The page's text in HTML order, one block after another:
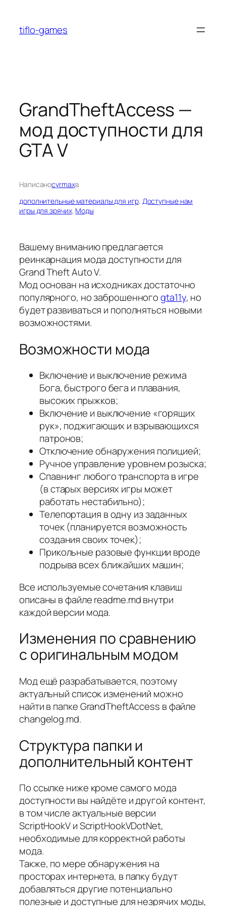
содержимому
tiflo-games
GrandTheftAccess —
мод доступности для
GTA V
Написаноcyrmaxв
дополнительные материалы для игр, Доступные нам
игры для зрячих, Моды
Вашему вниманию предлагается
реинкарнация мода доступности для
Grand Theft Auto V.
Мод основан на исходниках достаточно
популярного, но заброшенногоgta11y, но
будет развиваться и пополняться новыми
возможностями.
Возможности мода
Включение и выключение режима
Бога, быстрого бега и плавания,
высоких прыжков;
Включение и выключение «горящих
рук», поджигающих и взрывающихся
патронов;
Отключение обнаружения полицией;
Ручное управление уровнем розыска;
Спавнинг любого транспорта в игре
(в старых версиях игры может
работать нестабильно);
Телепортация в одну из заданных
точек (планируется возможность
создания своих точек);
Прикольные разовые функции вроде
подрыва всех ближайших машин;
Все используемые сочетания клавиш
описаны в файле readme.md внутри
каждой версии мода.
Изменения по сравнению
с оригинальным модом
Мод ещё разрабатывается, поэтому
актуальный список изменений можно
найти в папке GrandTheftAccess в файле
changelog.md.
Структура папки и
дополнительный контент
По ссылке ниже кроме самого мода
доступности вы найдёте и другой контент,
в том числе актуальные версии
ScriptHookV и ScriptHookVDotNet,
необходимые для корректной работы
мода.
Также, по мере обнаружения на
просторах интернета, в папку будут
добавляться другие потенциально
полезные и доступные для незрячих моды,